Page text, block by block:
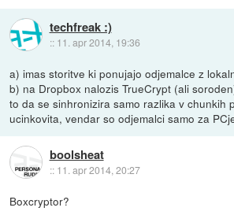
techfreak :)
:: 11. apr 2014, 19:36
a) imas storitve ki ponujajo odjemalce z
b) na Dropbox nalozis TrueCrypt (ali
to da se sinhronizira samo razlika v chunkih
ucinkovita, vendar so odjemalci samo za
boolsheat
:: 11. apr 2014, 20:27
Boxcryptor?